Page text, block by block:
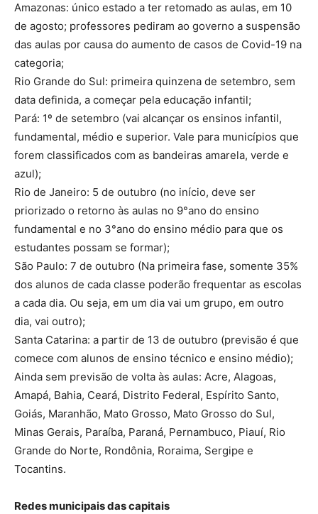
Amazonas: único estado a ter retomado as aulas, em 10
de agosto; professores pediram ao governo a suspensão
das aulas por causa do aumento de casos de Covid-19 na
categoria;
Rio Grande do Sul: primeira quinzena de setembro, sem
data definida, a começar pela educação infantil;
Pará: 1º de setembro (vai alcançar os ensinos infantil,
fundamental, médio e superior. Vale para municípios que
forem classificados com as bandeiras amarela, verde e
azul);
Rio de Janeiro: 5 de outubro (no início, deve ser
priorizado o retorno às aulas no 9°ano do ensino
fundamental e no 3°ano do ensino médio para que os
estudantes possam se formar);
São Paulo: 7 de outubro (Na primeira fase, somente 35%
dos alunos de cada classe poderão frequentar as escolas
a cada dia. Ou seja, em um dia vai um grupo, em outro
dia, vai outro);
Santa Catarina: a partir de 13 de outubro (previsão é que
comece com alunos de ensino técnico e ensino médio);
Ainda sem previsão de volta às aulas: Acre, Alagoas,
Amapá, Bahia, Ceará, Distrito Federal, Espírito Santo,
Goiás, Maranhão, Mato Grosso, Mato Grosso do Sul,
Minas Gerais, Paraíba, Paraná, Pernambuco, Piauí, Rio
Grande do Norte, Rondônia, Roraima, Sergipe e
Tocantins.
Redes municipais das capitais